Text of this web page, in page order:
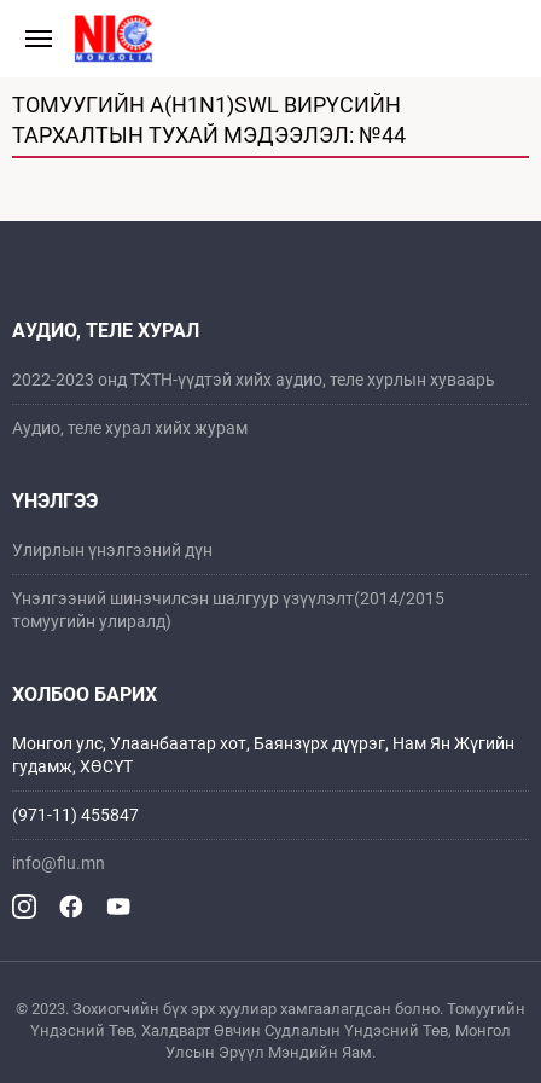
ТОМУУГИЙН A(H1N1)SWL ВИРҮСИЙН
ТАРХАЛТЫН ТУХАЙ МЭДЭЭЛЭЛ: №44
АУДИО, ТЕЛЕ ХУРАЛ
2022-2023 онд ТХТН-үүдтэй хийх аудио, теле хурлын хуваарь
Аудио, теле хурал хийх журам
ҮНЭЛГЭЭ
Улирлын үнэлгээний дүн
Үнэлгээний шинэчилсэн шалгуур үзүүлэлт(2014/2015
томуугийн улиралд)
ХОЛБОО БАРИХ
Монгол улс, Улаанбаатар хот, Баянзүрх дүүрэг, Нам Ян Жүгийн
гудамж, ХӨСҮТ
(971-11) 455847
info@flu.mn
© 2023. Зохиогчийн бүх эрх хуулиар хамгаалагдсан болно. Томуугийн
Үндэсний Төв, Xалдварт Өвчин Судлалын Үндэсний Төв, Монгол
Улсын Эрүүл Мэндийн Яам.